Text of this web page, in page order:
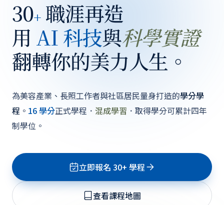
30+ 職涯再造
用 AI 科技與科學實證
翻轉你的美力人生。
為美容產業、長照工作者與社區居民量身打造的學分學
程 。 16 學分正式學程． 混成學習 ．取得學分可累計四年
制學位。
立即報名 30+ 學程
查看課程地圖
SCALP